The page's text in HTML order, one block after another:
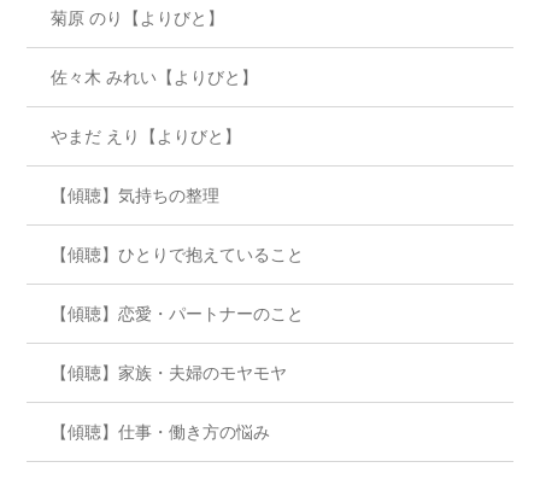
菊原 のり【よりびと】
佐々木 みれい【よりびと】
やまだ えり【よりびと】
【傾聴】気持ちの整理
【傾聴】ひとりで抱えていること
【傾聴】恋愛・パートナーのこと
【傾聴】家族・夫婦のモヤモヤ
【傾聴】仕事・働き方の悩み